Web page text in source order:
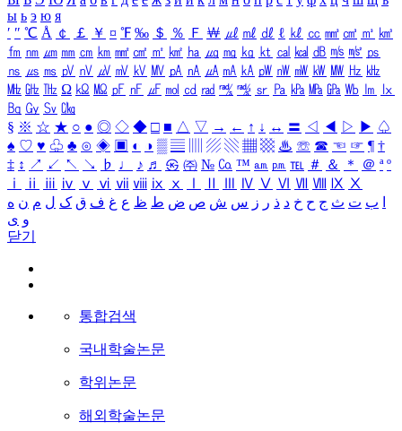
ы ь э ю я
′ ″ ℃ Å ￠ ￡ ￥ ¤ ℉ ‰ ＄ ％ Ｆ ￦ ㎕ ㎖ ㎗ ℓ ㎘ ㏄ ㎣ ㎤ ㎥ ㎦
㎙ ㎚ ㎛ ㎜ ㎝ ㎞ ㎟ ㎠ ㎡ ㎢ ㏊ ㎍ ㎎ ㎏ ㏏ ㎈ ㎉ ㏈ ㎧ ㎨ ㎰
㎱ ㎲ ㎳ ㎴ ㎵ ㎶ ㎷ ㎸ ㎹ ㎀ ㎁ ㎂ ㎃ ㎄ ㎺ ㎻ ㎽ ㎾ ㎿ ㎐ ㎑
㎒ ㎓ ㎔ Ω ㏀ ㏁ ㎊ ㎋ ㎌ ㏖ ㏅ ㎭ ㎮ ㎯ ㏛ ㎩ ㎪ ㎫ ㎬ ㏝ ㏐
㏓
㏃ ㏉ ㏜ ㏆
§ ※ ☆ ★ ○ ● ◎ ◇ ◆ □ ■ △ ▽ → ← ↑ ↓ ↔ 〓 ◁ ◀ ▷ ▶ ♤
♠ ♡ ♥ ♧ ♣ ⊙ ◈ ▣ ◐ ◑ ▒ ▤ ▨ ▧ ▦ ▩ ♨ ☏ ☎ ☜ ☞ ¶ †
‡ ↕ ↗ ↙ ↖ ↘ ♭ ♩ ♪ ♬ ㉿ ㈜ № ㏇ ™ ㏂ ㏘ ℡ ＃ ＆ ＊ ＠ ª º
ⅰ
ⅱ ⅲ ⅳ ⅴ ⅵ ⅶ ⅷ ⅸ ⅹ Ⅳ Ⅴ Ⅵ Ⅶ Ⅷ Ⅸ Ⅹ
ب ت ث ج ح خ د ذ ر ز س ش ص ض ط ظ ع غ ف ق ک ل م ن ه
و ی
닫기
통합검색
국내학술논문
학위논문
해외학술논문